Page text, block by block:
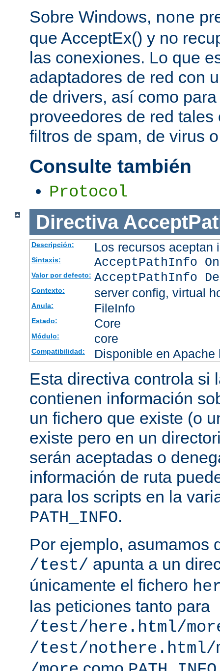
Sobre Windows, none
que AcceptEx() y no
las conexiones. Lo que
adaptadores de red con
de drivers, así como
proveedores de red
filtros de spam, de virus
Consulte también
Protocol
Directiva
Descripción: Los recursos aceptan
Sintaxis: AcceptPathInfo
Valor por defecto: AcceptPathInfo
Contexto: server config, virtual
Anula: FileInfo
Estado: Core
Módulo: core
Compatibilidad: Disponible en
Esta directiva controla si
contienen información
un fichero que existe (o
existe pero en un
serán aceptadas o
información de ruta
para los scripts en la
PATH_INFO.
Por ejemplo, asumamos
/test/ apunta a un
únicamente el fichero
las peticiones tanto para
/test/here.html/
/test/nothere.html/